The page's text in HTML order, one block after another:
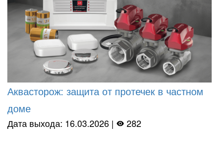
Аквасторож: защита от протечек в частном
доме
Дата выхода: 16.03.2026 | 282